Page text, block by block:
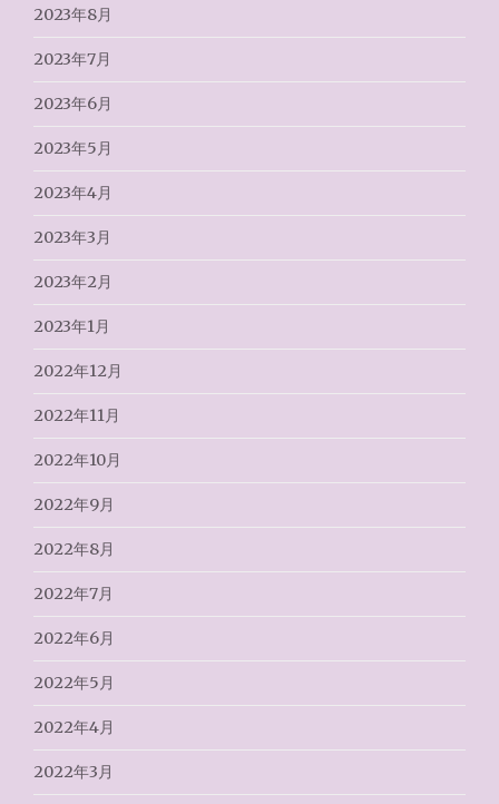
2023年8月
2023年7月
2023年6月
2023年5月
2023年4月
2023年3月
2023年2月
2023年1月
2022年12月
2022年11月
2022年10月
2022年9月
2022年8月
2022年7月
2022年6月
2022年5月
2022年4月
2022年3月